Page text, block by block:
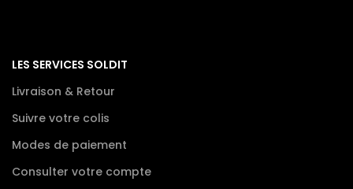
LES SERVICES SOLDIT
Livraison & Retour
Suivre votre colis
Modes de paiement
Consulter votre compte